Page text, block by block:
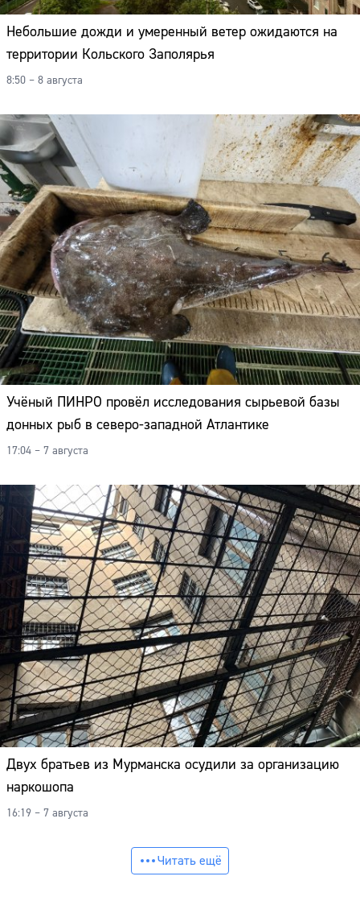
Небольшие дожди и умеренный ветер ожидаются на
территории Кольского Заполярья
8:50 – 8 августа
Учёный ПИНРО провёл исследования сырьевой базы
донных рыб в северо-западной Атлантике
17:04 – 7 августа
Двух братьев из Мурманска осудили за организацию
наркошопа
16:19 – 7 августа
Читать ещё